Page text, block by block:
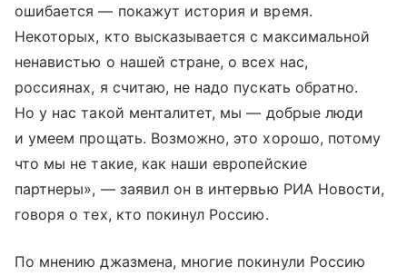
ошибается — покажут история и время.
Некоторых, кто высказывается с максимальной
ненавистью о нашей стране, о всех нас,
россиянах, я считаю, не надо пускать обратно.
Но у нас такой менталитет, мы — добрые люди
и умеем прощать. Возможно, это хорошо, потому
что мы не такие, как наши европейские
партнеры», — заявил он в интервью РИА Новости,
говоря о тех, кто покинул Россию.
По мнению джазмена, многие покинули Россию